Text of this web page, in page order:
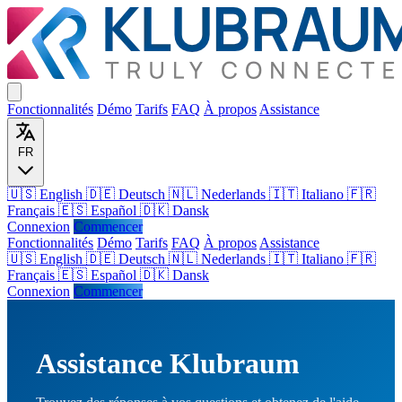
Fonctionnalités Démo Tarifs FAQ À propos Assistance
FR
🇺🇸 English 🇩🇪 Deutsch 🇳🇱 Nederlands 🇮🇹 Italiano 🇫🇷
Français 🇪🇸 Español 🇩🇰 Dansk
Connexion Commencer
Fonctionnalités Démo Tarifs FAQ À propos Assistance
🇺🇸 English 🇩🇪 Deutsch 🇳🇱 Nederlands 🇮🇹 Italiano 🇫🇷
Français 🇪🇸 Español 🇩🇰 Dansk
Connexion Commencer
Assistance Klubraum